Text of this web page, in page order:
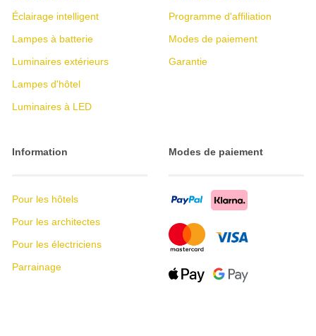
Éclairage intelligent
Lampes à batterie
Luminaires extérieurs
Lampes d'hôtel
Luminaires à LED
Programme d'affiliation
Modes de paiement
Garantie
Information
Pour les hôtels
Pour les architectes
Pour les électriciens
Parrainage
Modes de paiement